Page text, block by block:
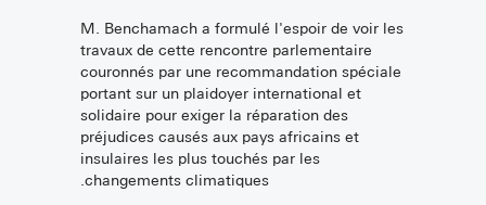
M. Benchamach a formulé l'espoir de voir les
travaux de cette rencontre parlementaire
couronnés par une recommandation spéciale
portant sur un plaidoyer international et
solidaire pour exiger la réparation des
préjudices causés aux pays africains et
insulaires les plus touchés par les
changements climatiques.